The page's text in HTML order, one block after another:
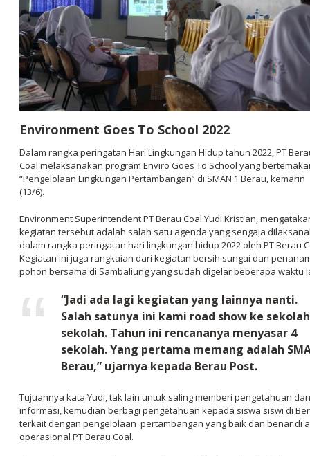
Environment Goes To School 2022
Dalam rangka peringatan Hari Lingkungan Hidup tahun 2022, PT
Coal melaksanakan program Enviro Goes To School yang
“Pengelolaan Lingkungan Pertambangan” di SMAN 1 Berau, kemarin
(13/6).
Environment Superintendent PT Berau Coal Yudi Kristian,
kegiatan tersebut adalah salah satu agenda yang sengaja
dalam rangka peringatan hari lingkungan hidup 2022 oleh PT Berau
Kegiatan ini juga rangkaian dari kegiatan bersih sungai dan
pohon bersama di Sambaliung yang sudah digelar beberapa waktu
“Jadi ada lagi kegiatan yang lainnya nanti.
Salah satunya ini kami road show ke
sekolah. Tahun ini rencananya menyasar 4
sekolah. Yang pertama memang adalah
Berau,” ujarnya kepada Berau Post.
Tujuannya kata Yudi, tak lain untuk saling memberi pengetahuan dan
informasi, kemudian berbagi pengetahuan kepada siswa siswi di
terkait dengan pengelolaan pertambangan yang baik dan benar di
operasional PT Berau Coal.